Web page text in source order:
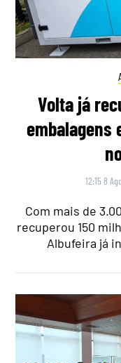
Volta já
embalagens
12:15 8
Com mais de
recuperou 150
Albufeira já